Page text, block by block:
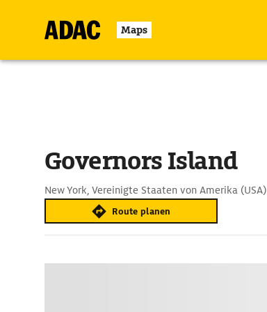
Maps
Governors Island
New York, Vereinigte Staaten von Amerika (USA)
Route planen